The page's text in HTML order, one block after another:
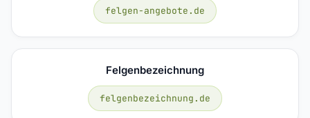
felgen-angebote.de
Felgenbezeichnung
felgenbezeichnung.de